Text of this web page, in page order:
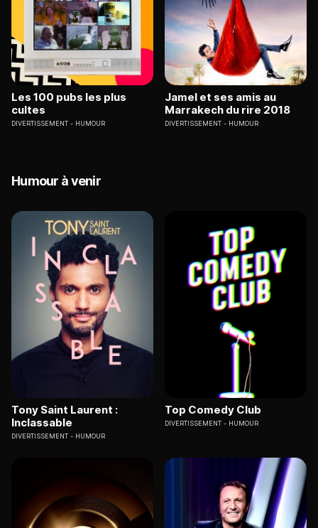
Les 100 pubs les plus
cultes
DIVERTISSEMENT HUMOUR
Jamel et ses amis au
Marrakech du rire 2018
DIVERTISSEMENT HUMOUR
Humour à venir
Tony Saint Laurent :
Inclassable
DIVERTISSEMENT HUMOUR
Top Comedy Club
DIVERTISSEMENT HUMOUR